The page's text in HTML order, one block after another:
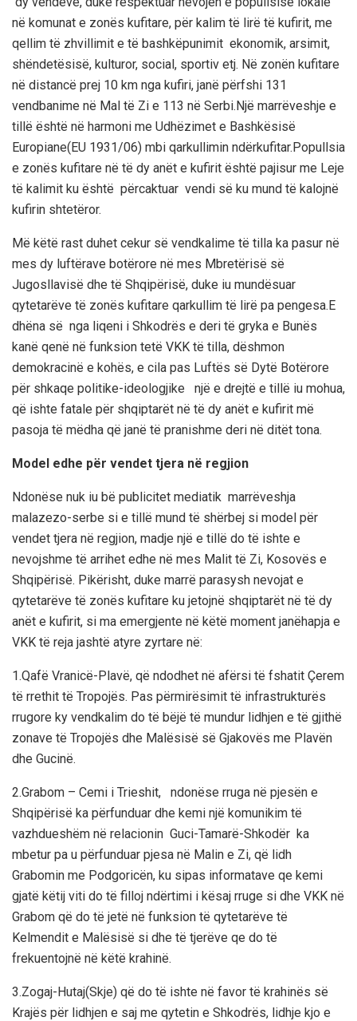
në komunat e zonës kufitare, për kalim të lirë të kufirit, me
qellim të zhvillimit e të bashkëpunimit ekonomik, arsimit,
shëndetësisë, kulturor, social, sportiv etj. Në zonën kufitare
në distancë prej 10 km nga kufiri, janë përfshi 131
vendbanime në Mal të Zi e 113 në Serbi.Një marrëveshje e
tillë është në harmoni me Udhëzimet e Bashkësisë
Europiane(EU 1931/06) mbi qarkullimin ndërkufitar.Popullsia
e zonës kufitare në të dy anët e kufirit është pajisur me Leje
të kalimit ku është përcaktuar vendi së ku mund të kalojnë
kufirin shtetëror.
Më këtë rast duhet cekur së vendkalime të tilla ka pasur në
mes dy luftërave botërore në mes Mbretërisë së
Jugosllavisë dhe të Shqipërisë, duke iu mundësuar
qytetarëve të zonës kufitare qarkullim të lirë pa pengesa.E
dhëna së nga liqeni i Shkodrës e deri të gryka e Bunës
kanë qenë në funksion tetë VKK të tilla, dëshmon
demokracinë e kohës, e cila pas Luftës së Dytë Botërore
për shkaqe politike-ideologjike një e drejtë e tillë iu mohua,
që ishte fatale për shqiptarët në të dy anët e kufirit më
pasoja të mëdha që janë të pranishme deri në ditët tona.
Model edhe për vendet tjera në regjion
Ndonëse nuk iu bë publicitet mediatik marrëveshja
malazezo-serbe si e tillë mund të shërbej si model për
vendet tjera në regjion, madje një e tillë do të ishte e
nevojshme të arrihet edhe në mes Malit të Zi, Kosovës e
Shqipërisë. Pikërisht, duke marrë parasysh nevojat e
qytetarëve të zonës kufitare ku jetojnë shqiptarët në të dy
anët e kufirit, si ma emergjente në këtë moment janëhapja e
VKK të reja jashtë atyre zyrtare në:
1.Qafë Vranicë-Plavë, që ndodhet në afërsi të fshatit Çerem
të rrethit të Tropojës. Pas përmirësimit të infrastrukturës
rrugore ky vendkalim do të bëjë të mundur lidhjen e të gjithë
zonave të Tropojës dhe Malësisë së Gjakovës me Plavën
dhe Gucinë.
2.Grabom – Cemi i Trieshit,
ndonëse rruga në pjesën e
Shqipërisë ka përfunduar dhe kemi një komunikim të
vazhdueshëm në relacionin Guci-Tamarë-Shkodër ka
mbetur pa u përfunduar pjesa në Malin e Zi, që lidh
Grabomin me Podgoricën, ku sipas informatave qe kemi
gjatë këtij viti do të filloj ndërtimi i kësaj rruge si dhe VKK në
Grabom që do të jetë në funksion të qytetarëve të
Kelmendit e Malësisë si dhe të tjerëve qe do të
frekuentojnë në këtë krahinë.
3.Zogaj-Hutaj(Skje) që do të ishte në favor të krahinës së
Krajës për lidhjen e saj me qytetin e Shkodrës, lidhje kjo e